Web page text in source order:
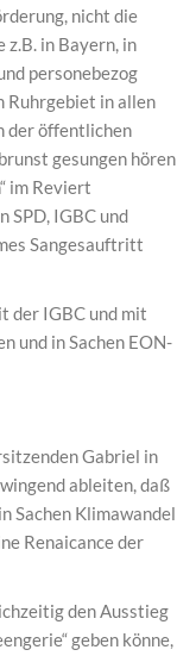
nicht die
in Bayern, in
personebezog
Ruhrgebiet in allen
der öffentlichen
gesungen hören
im Reviert
SPD, IGBC und
Sangesauftritt
der IGBC und mit
und in Sachen EON-
Gabriel in
ableiten, daß
Sachen Klimawandel
Renaicance der
den Ausstieg
geben könne,